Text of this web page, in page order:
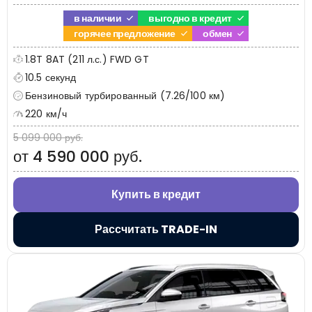
в наличии
выгодно в кредит
горячее предложение
обмен
1.8T 8AT (211 л.с.) FWD GT
10.5 секунд
Бензиновый турбированный (7.26/100 км)
220 км/ч
5 099 000 руб.
от 4 590 000 руб.
Купить в кредит
Рассчитать TRADE-IN